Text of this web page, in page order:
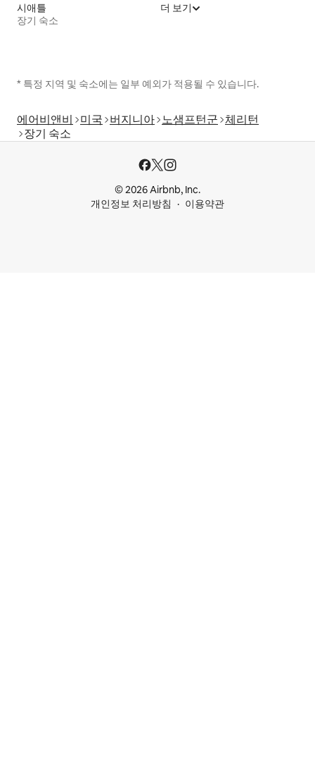
시애틀
장기 숙소
더 보기
* 특정 지역 및 숙소에는 일부 예외가 적용될 수 있습니다.
에어비앤비 미국 버지니아 노샘프턴군 체리턴
장기 숙소
© 2026 Airbnb, Inc.
개인정보 처리방침
이용약관